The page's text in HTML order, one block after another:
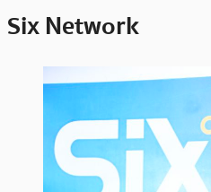
Six Network